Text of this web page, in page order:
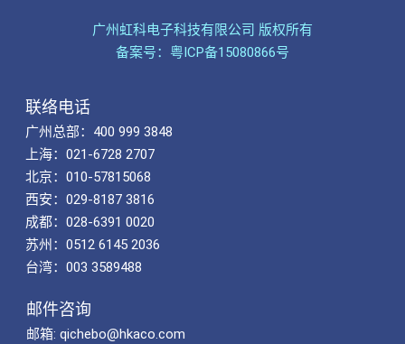
广州虹科电子科技有限公司 版权所有
备案号：粤ICP备15080866号
联络电话
广州总部：400 999 3848
上海：021-6728 2707
北京：010-57815068
西安：029-8187 3816
成都：028-6391 0020
苏州：0512 6145 2036
台湾：003 3589488
邮件咨询
邮箱: qichebo@hkaco.com